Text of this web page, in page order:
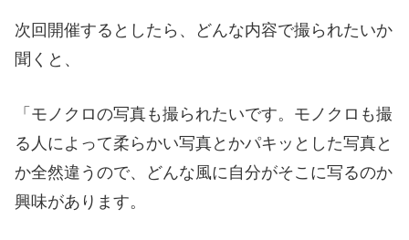
次回開催するとしたら、どんな内容で撮られたいか
聞くと、
「モノクロの写真も撮られたいです。モノクロも撮
る人によって柔らかい写真とかパキッとした写真と
か全然違うので、どんな風に自分がそこに写るのか
興味があります。